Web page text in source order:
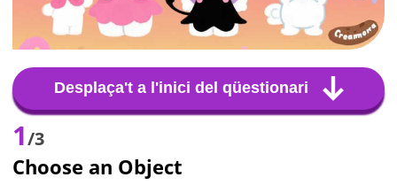
Desplaça't a l'inici del qüestionari
1/3
Choose an Object